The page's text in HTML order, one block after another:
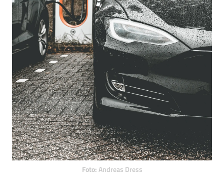
Foto: Andreas Dress